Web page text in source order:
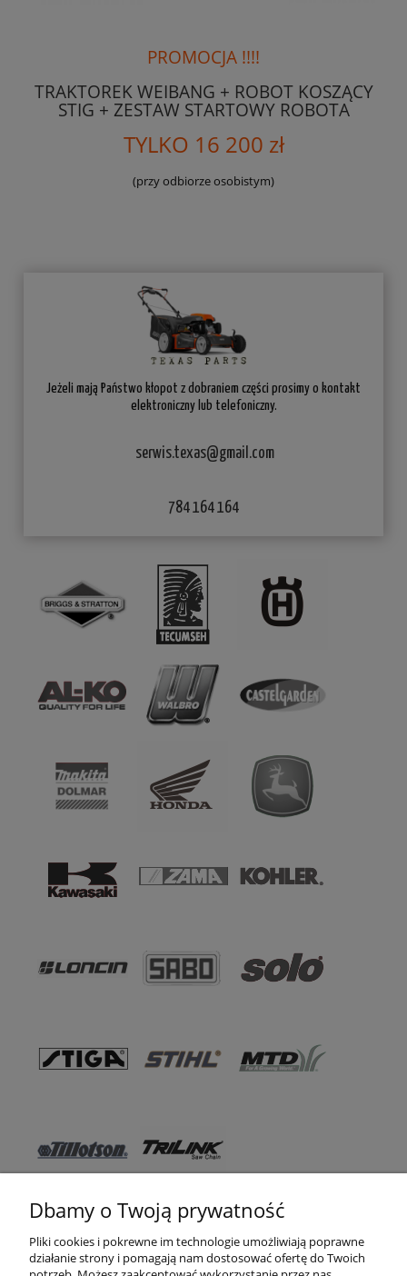
PROMOCJA !!!!
TRAKTOREK WEIBANG + ROBOT KOSZĄCY
STIG + ZESTAW STARTOWY ROBOTA
TYLKO 16 200 zł
(przy odbiorze osobistym)
Jeżeli mają Państwo kłopot z dobraniem części prosimy o kontakt
elektroniczny lub telefoniczny.
serwis.texas@gmail.com
784 164 164
Pomoc
WSO TEXAS
Dbamy o Twoją prywatność
Pliki cookies i pokrewne im technologie umożliwiają poprawne
działanie strony i pomagają nam dostosować ofertę do Twoich